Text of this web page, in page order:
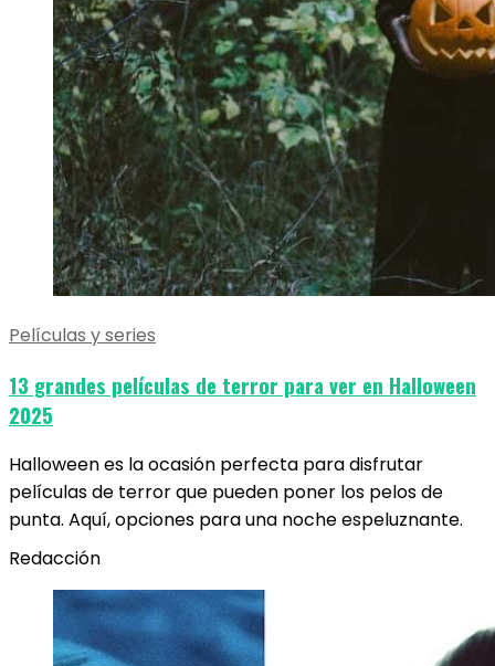
Películas y series
13 grandes películas de terror para ver en Halloween
2025
Halloween es la ocasión perfecta para disfrutar
películas de terror que pueden poner los pelos de
punta. Aquí, opciones para una noche espeluznante.
Redacción